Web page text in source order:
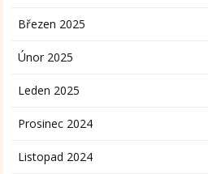
Březen 2025
Únor 2025
Leden 2025
Prosinec 2024
Listopad 2024